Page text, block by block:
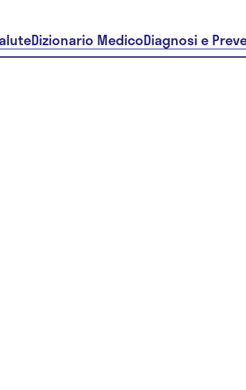
Dizionario MedicoDiagnosi e